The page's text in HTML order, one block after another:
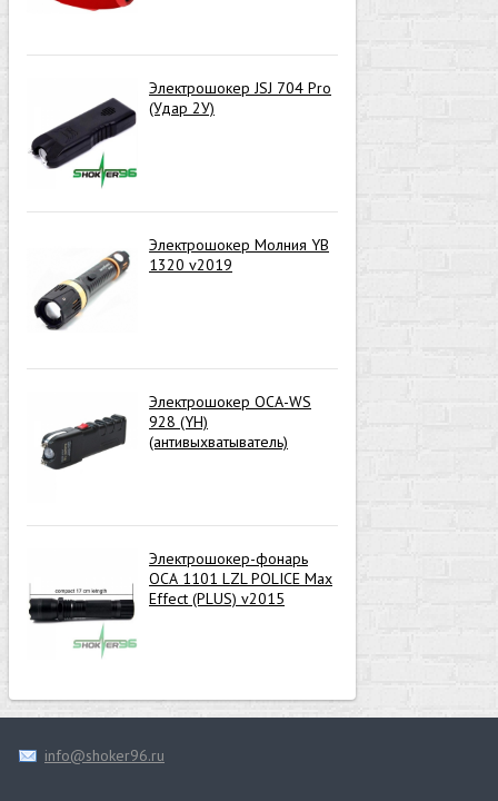
Электрошокер JSJ 704 Pro
(Удар 2У)
Электрошокер Молния YB
1320 v2019
Электрошокер ОСА-WS
928 (YH)
(антивыхватыватель)
Электрошокер-фонарь
ОСА 1101 LZL POLICE Max
Effect (PLUS) v2015
info@shoker96.ru